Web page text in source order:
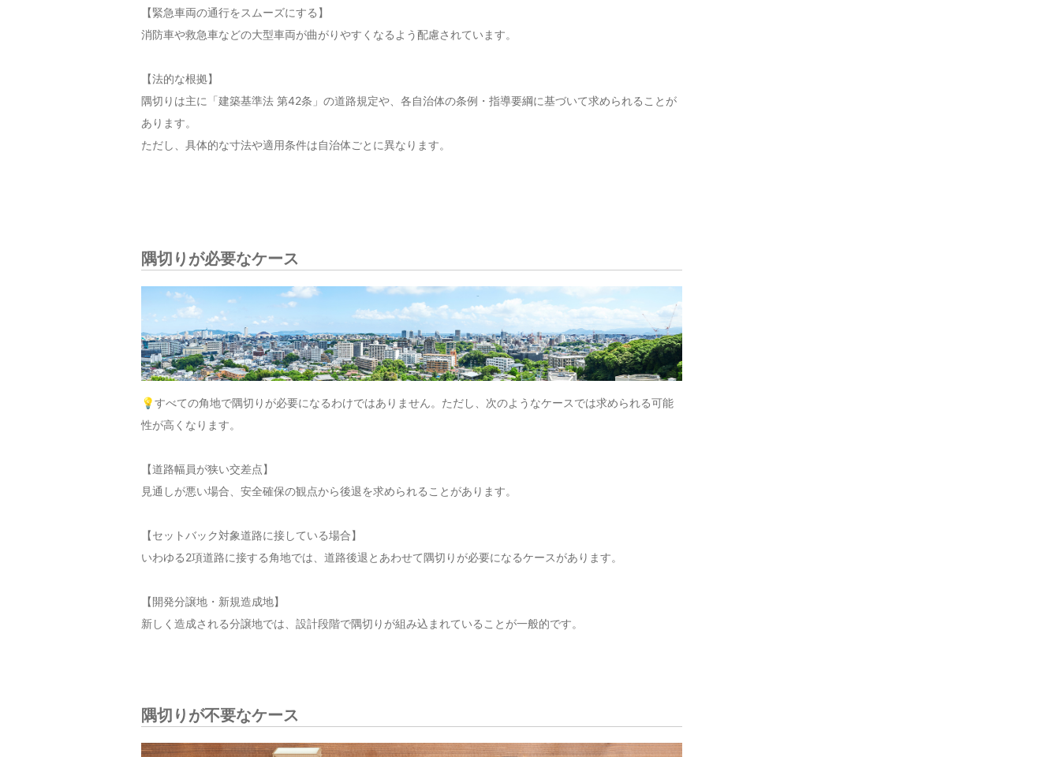
【緊急車両の通行をスムーズにする】
消防車や救急車などの大型車両が曲がりやすくなるよう配慮されています。
【法的な根拠】
隅切りは主に「建築基準法 第42条」の道路規定や、各自治体の条例・指導要綱に基づいて求められることが
あります。
ただし、具体的な寸法や適用条件は自治体ごとに異なります。
隅切りが必要なケース
💡すべての角地で隅切りが必要になるわけではありません。ただし、次のようなケースでは求められる可能
性が高くなります。
【道路幅員が狭い交差点】
見通しが悪い場合、安全確保の観点から後退を求められることがあります。
【セットバック対象道路に接している場合】
いわゆる2項道路に接する角地では、道路後退とあわせて隅切りが必要になるケースがあります。
【開発分譲地・新規造成地】
新しく造成される分譲地では、設計段階で隅切りが組み込まれていることが一般的です。
隅切りが不要なケース